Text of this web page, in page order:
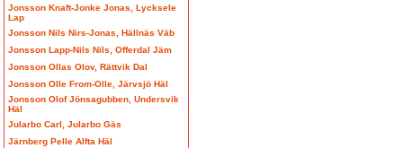
Jonsson Knaft-Jonke Jonas, Lycksele
Lap
Jonsson Nils Nirs-Jonas, Hällnäs Väb
Jonsson Lapp-Nils Nils, Offerdal Jäm
Jonsson Ollas Olov, Rättvik Dal
Jonsson Olle From-Olle, Järvsjö Häl
Jonsson Olof Jönsagubben, Undersvik
Häl
Jularbo Carl, Jularbo Gäs
Järnberg Pelle Alfta Häl